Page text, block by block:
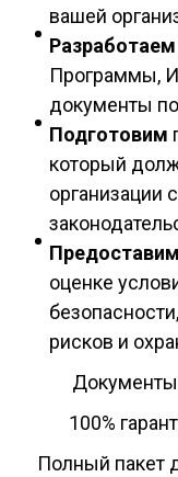
вашей
Разработаем
Программы,
документы
Подготовим
который
организации
Предоставим
оценке
рисков и
Документы
100%
Полный пакет